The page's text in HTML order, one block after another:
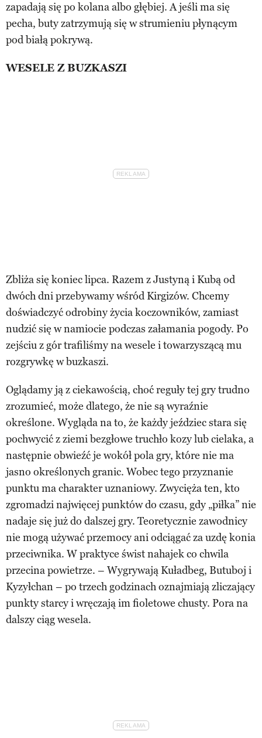
zapadają się po kolana albo głębiej. A jeśli ma się
pecha, buty zatrzymują się w strumieniu płynącym
pod białą pokrywą.
WESELE Z BUZKASZI
Zbliża się koniec lipca. Razem z Justyną i Kubą od
dwóch dni przebywamy wśród Kirgizów. Chcemy
doświadczyć odrobiny życia koczowników, zamiast
nudzić się w namiocie podczas załamania pogody. Po
zejściu z gór trafiliśmy na wesele i towarzyszącą mu
rozgrywkę w buzkaszi.
Oglądamy ją z ciekawością, choć reguły tej gry trudno
zrozumieć, może dlatego, że nie są wyraźnie
określone. Wygląda na to, że każdy jeździec stara się
pochwycić z ziemi bezgłowe truchło kozy lub cielaka, a
następnie obwieźć je wokół pola gry, które nie ma
jasno określonych granic. Wobec tego przyznanie
punktu ma charakter uznaniowy. Zwycięża ten, kto
zgromadzi najwięcej punktów do czasu, gdy „piłka” nie
nadaje się już do dalszej gry. Teoretycznie zawodnicy
nie mogą używać przemocy ani odciągać za uzdę konia
przeciwnika. W praktyce świst nahajek co chwila
przecina powietrze. – Wygrywają Kuładbeg, Butuboj i
Kyzyłchan – po trzech godzinach oznajmiają zliczający
punkty starcy i wręczają im fioletowe chusty. Pora na
dalszy ciąg wesela.